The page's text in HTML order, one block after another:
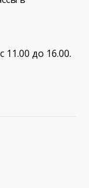
11.00 до 16.00.